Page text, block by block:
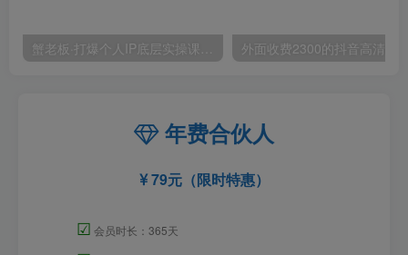
蟹老板·打爆个人IP底层实操课，教你成熟专业的打造IP技能，全方位带你做成一个能商业化IP
年费合伙人
79元（限时特惠）
☑ 会员时长：365天